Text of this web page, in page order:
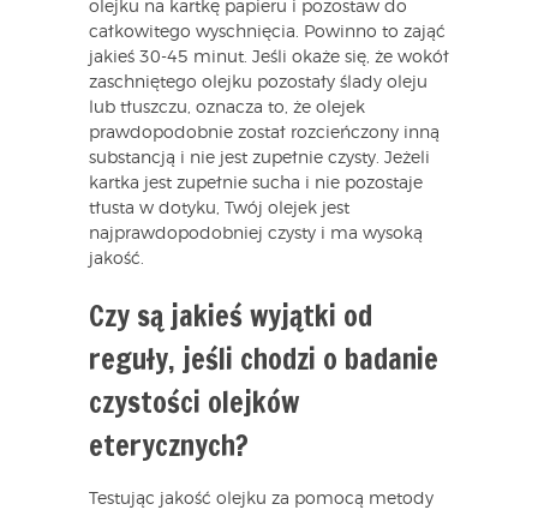
olejku na kartkę papieru i pozostaw do
całkowitego wyschnięcia. Powinno to zająć
jakieś 30-45 minut. Jeśli okaże się, że wokół
zaschniętego olejku pozostały ślady oleju
lub tłuszczu, oznacza to, że olejek
prawdopodobnie został rozcieńczony inną
substancją i nie jest zupełnie czysty. Jeżeli
kartka jest zupełnie sucha i nie pozostaje
tłusta w dotyku, Twój olejek jest
najprawdopodobniej czysty i ma wysoką
jakość.
Czy są jakieś wyjątki od
reguły, jeśli chodzi o badanie
czystości olejków
eterycznych?
Testując jakość olejku za pomocą metody